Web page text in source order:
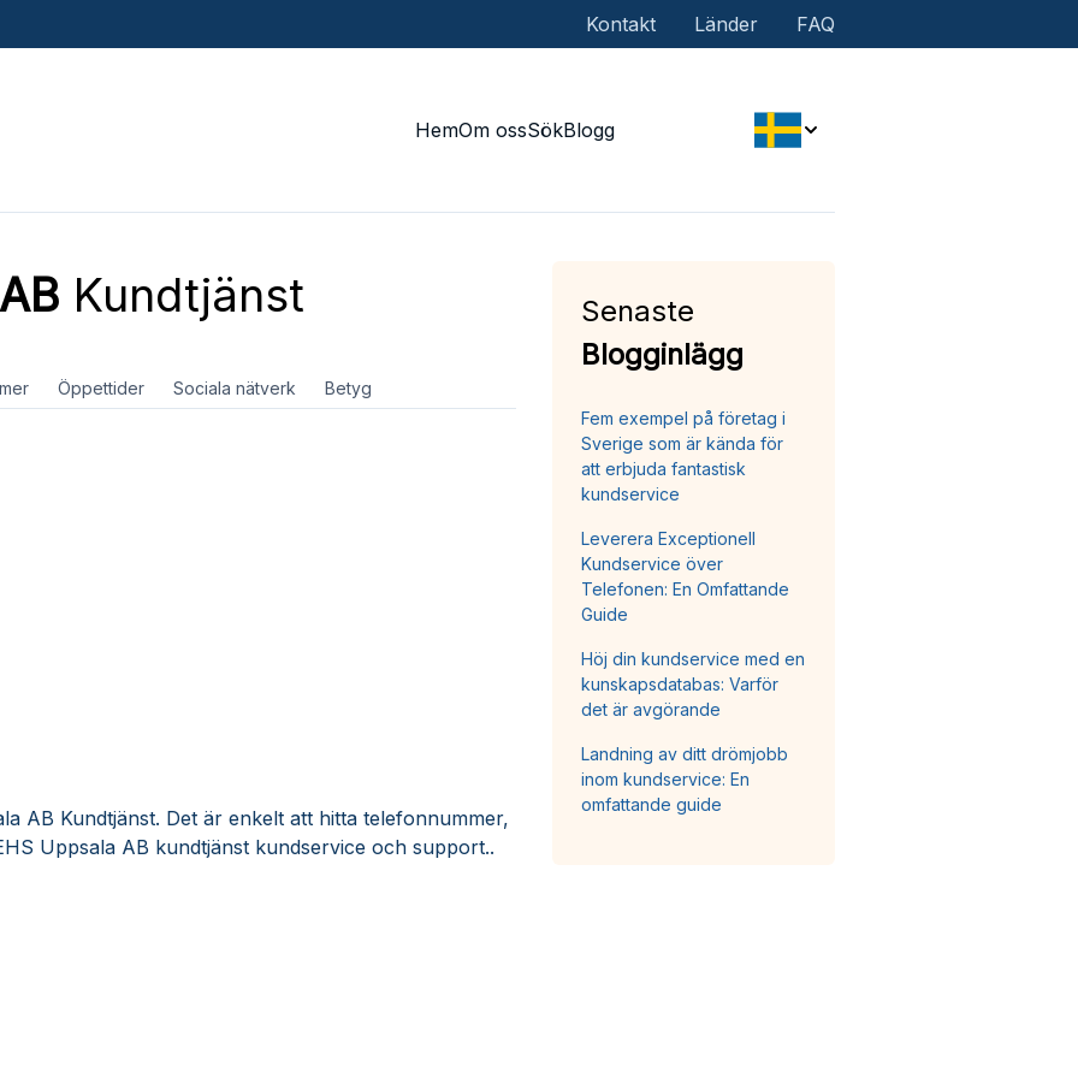
Kontakt Länder FAQ
HemOm ossSökBlogg
Kundtjänst
Öppettider Sociala nätverk Betyg
AB Kundtjänst. Det är enkelt att hitta telefonnummer,
Uppsala AB kundtjänst kundservice och support..
Senaste
Blogginlägg
Fem exempel på företag i
Sverige som är kända för
att erbjuda fantastisk
kundservice
Leverera Exceptionell
Kundservice över
Telefonen: En Omfattande
Guide
Höj din kundservice med en
kunskapsdatabas: Varför
det är avgörande
Landning av ditt drömjobb
inom kundservice: En
omfattande guide